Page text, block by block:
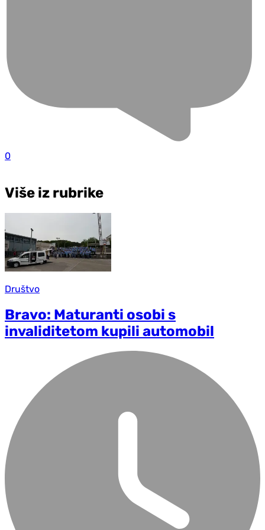
0
Više iz rubrike
Društvo
Bravo: Maturanti osobi s
invaliditetom kupili automobil